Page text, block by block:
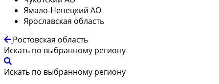
Ямало-Ненецкий АО
Ярославская область
Ростовская область
Искать по выбранному региону
Искать по выбранному региону